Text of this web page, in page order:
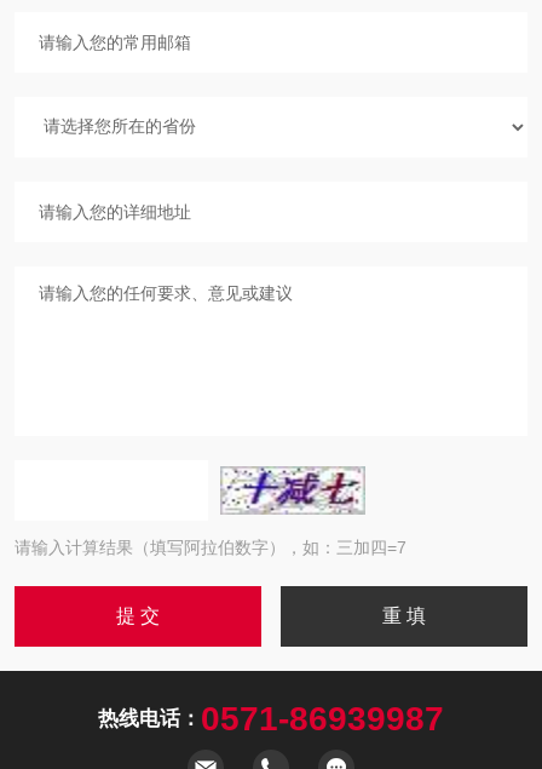
请输入计算结果（填写阿拉伯数字），如：三加四=7
热线电话： 0571-86939987